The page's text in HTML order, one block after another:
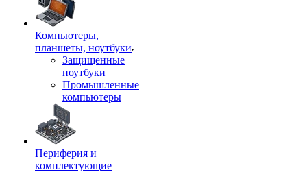
Компьютеры,
планшеты, ноутбуки
Защищенные
ноутбуки
Промышленные
компьютеры
Периферия и
комплектующие